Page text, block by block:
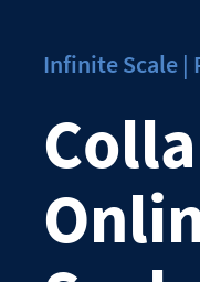
Infinite Scale |